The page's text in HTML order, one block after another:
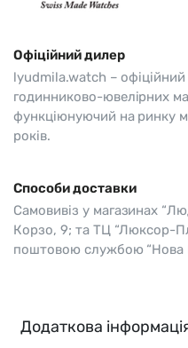
Офіційний дилер
lyudmila.watch –
годинниково-ювелірних
функціюнуючий на ринку
років.
Способи доставки
Самовивіз у магазинах
Корзо, 9; та ТЦ “Люксор-
поштовою службою “Нова
Додаткова